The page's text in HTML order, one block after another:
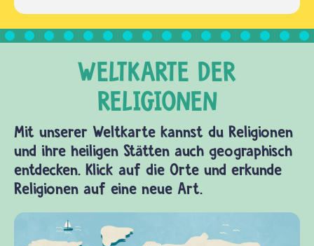
selben…
Mit unserer Weltkarte kannst du Religionen
und ihre heiligen Stätten auch geographisch
entdecken. Klick auf die Orte und erkunde
Religionen auf eine neue Art.